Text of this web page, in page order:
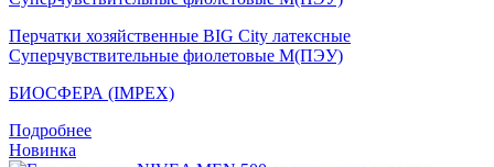
Перчатки хозяйственные BIG City латексные
Суперчувствительные фиолетовые M(ПЭУ)
БИОСФЕРА (IMPEX)
Подробнее
Новинка